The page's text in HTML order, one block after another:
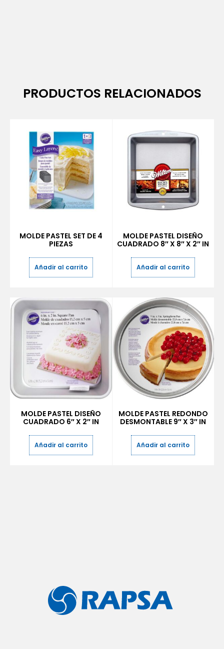
PRODUCTOS RELACIONADOS
MOLDE PASTEL SET DE 4
PIEZAS
Añadir al carrito
MOLDE PASTEL DISEÑO
CUADRADO 8″ X 8″ X 2″ IN
Añadir al carrito
MOLDE PASTEL DISEÑO
CUADRADO 6″ X 2″ IN
Añadir al carrito
MOLDE PASTEL REDONDO
DESMONTABLE 9″ X 3″ IN
Añadir al carrito